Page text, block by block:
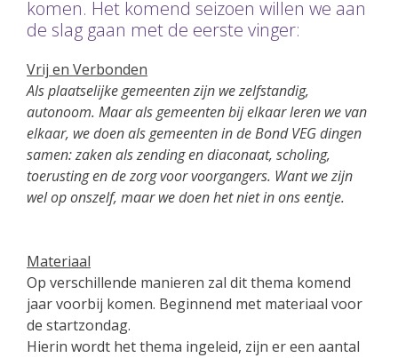
komen. Het komend seizoen willen we aan
de slag gaan met de eerste vinger:
Vrij en Verbonden
Als plaatselijke gemeenten zijn we zelfstandig,
autonoom. Maar als gemeenten bij elkaar leren we van
elkaar, we doen als gemeenten in de Bond VEG dingen
samen: zaken als zending en diaconaat, scholing,
toerusting en de zorg voor voorgangers. Want we zijn
wel op onszelf, maar we doen het niet in ons eentje.
Materiaal
Op verschillende manieren zal dit thema komend
jaar voorbij komen. Beginnend met materiaal voor
de startzondag.
Hierin wordt het thema ingeleid, zijn er een aantal